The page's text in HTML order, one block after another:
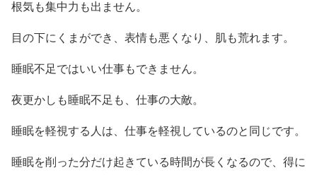
根気も集中力も出ません。
目の下にくまができ、表情も悪くなり、肌も荒れます。
睡眠不足ではいい仕事もできません。
夜更かしも睡眠不足も、仕事の大敵。
睡眠を軽視する人は、仕事を軽視しているのと同じです。
睡眠を削った分だけ起きている時間が長くなるので、得に